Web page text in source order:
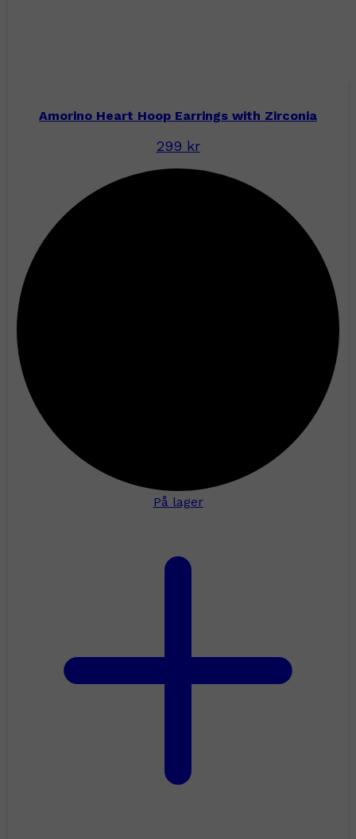
Amorino Heart Hoop Earrings with Zirconia
299 kr
På lager